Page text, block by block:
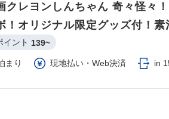
クレヨンしんちゃん 奇々怪々
！オリジナル限定グッズ付！素
イント 139~
まり 現地払い・Web決済 in